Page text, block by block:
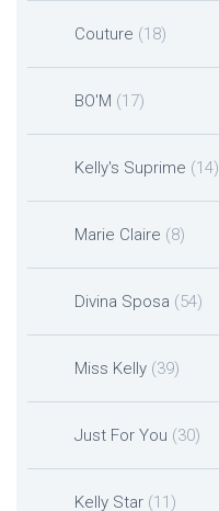
Couture (18)
BO'M (17)
Kelly's Suprime (14)
Marie Claire (8)
Divina Sposa (54)
Miss Kelly (39)
Just For You (30)
Kelly Star (11)